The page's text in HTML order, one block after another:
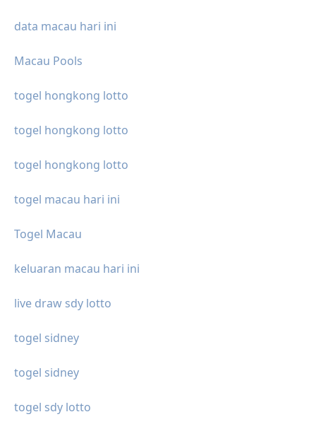
data macau hari ini
Macau Pools
togel hongkong lotto
togel hongkong lotto
togel hongkong lotto
togel macau hari ini
Togel Macau
keluaran macau hari ini
live draw sdy lotto
togel sidney
togel sidney
togel sdy lotto